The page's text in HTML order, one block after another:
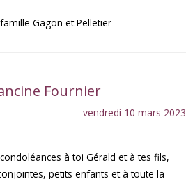
Gagon et Pelletier
Fournier
vendredi 10 mars 2023
à toi Gérald et à tes fils,
petits enfants et à toute la